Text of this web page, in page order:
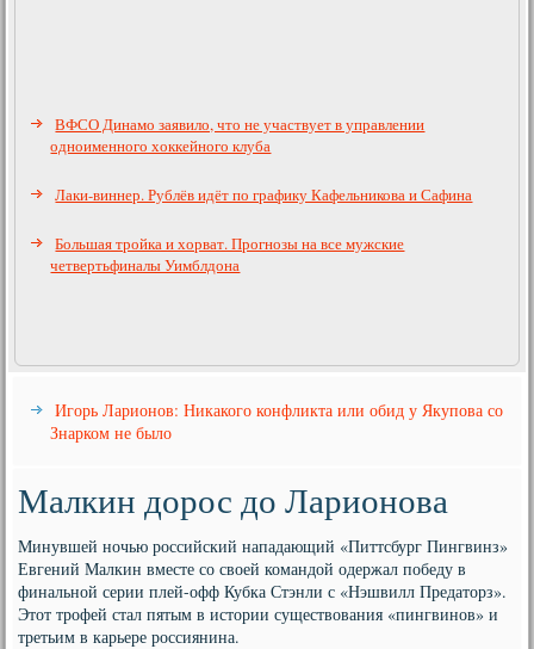
ВФСО Динамо заявило, что не участвует в управлении
одноименного хоккейного клуба
Лаки-виннер. Рублёв идёт по графику Кафельникова и Сафина
Большая тройка и хорват. Прогнозы на все мужские
четвертьфиналы Уимблдона
Игорь Ларионов: Никакого конфликта или обид у Якупова со
Знарком не было
Малкин дорос до Ларионова
Минувшей ночью российский нападающий «Питтсбург Пингвинз»
Евгений Малкин вместе со своей командой одержал победу в
финальной серии плей-офф Кубка Стэнли с «Нэшвилл Предаторз».
Этот трофей стал пятым в истории существования «пингвинов» и
третьим в карьере россиянина.